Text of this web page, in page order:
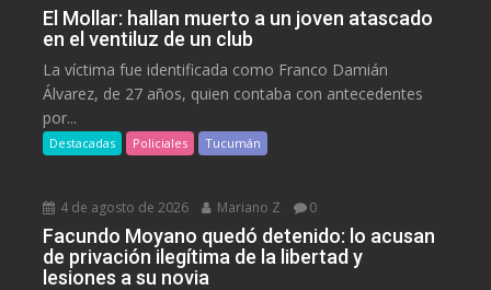
El Mollar: hallan muerto a un joven atascado
en el ventiluz de un club
La víctima fue identificada como Franco Damián
Álvarez, de 27 años, quien contaba con antecedentes
por...
Destacadas Policiales Tucumán
4 de agosto de 2026 Mariano Z 0
Facundo Moyano quedó detenido: lo acusan
de privación ilegítima de la libertad y
lesiones a su novia